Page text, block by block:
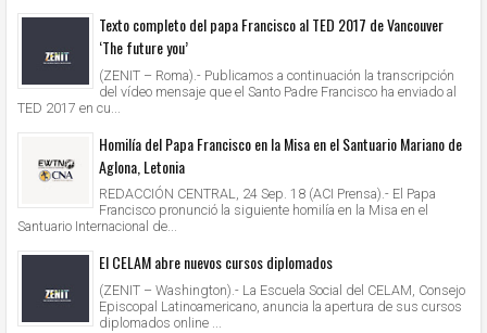
Texto completo del papa Francisco al TED 2017 de Vancouver
‘The future you’
(ZENIT – Roma).- Publicamos a continuación la transcripción
del vídeo mensaje que el Santo Padre Francisco ha enviado al
TED 2017 en cu...
Homilía del Papa Francisco en la Misa en el Santuario Mariano de
Aglona, Letonia
REDACCIÓN CENTRAL, 24 Sep. 18 (ACI Prensa).- El Papa
Francisco pronunció la siguiente homilía en la Misa en el
Santuario Internacional de...
El CELAM abre nuevos cursos diplomados
(ZENIT – Washington).- La Escuela Social del CELAM, Consejo
Episcopal Latinoamericano, anuncia la apertura de sus cursos
diplomados online ...